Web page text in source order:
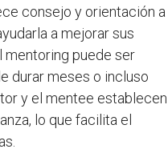
consejo y orientación a
a mejorar sus
mentoring puede ser
durar meses o incluso
y el mentee establecen
lo que facilita el